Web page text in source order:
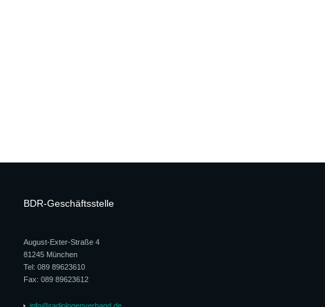
BDR-Geschäftsstelle
August-Exter-Straße 4
81245 München
Tel: 089 89623610
Fax: 089 89623612